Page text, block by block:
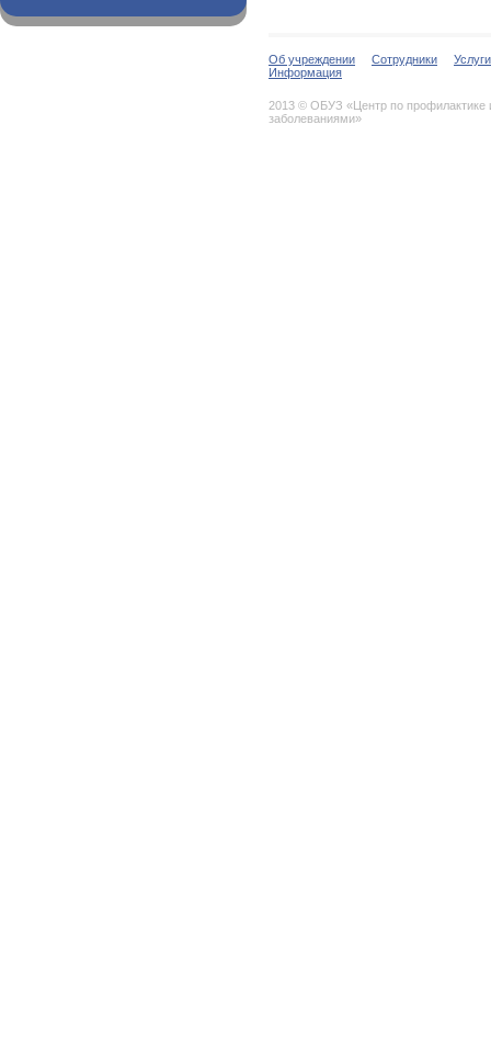
Об учреждении Сотрудники
Услуги
Информация
2013 © ОБУЗ «Центр по
заболеваниями»